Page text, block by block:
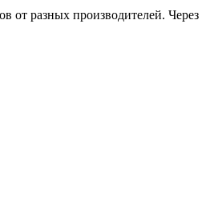
от разных производителей. Через